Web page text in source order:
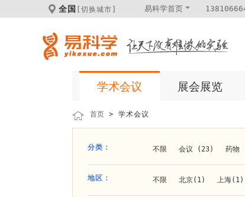
全国 [切换城市] 易科学首页
学术会议 展会展览
首页 > 学术会议
分类： 不限 会议 (23) 药物
地区： 不限 北京(1) 上海(1)